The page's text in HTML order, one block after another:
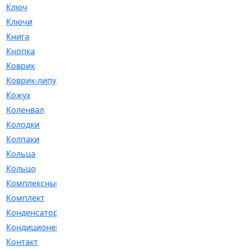
Ключ
Ключи
Книга
Кнопка
Коврик
Коврик-липучка
Кожух
Коленвал
Колодки
Колпаки
Кольца
Кольцо
Комплексный
Комплект
Конденсатор
Кондиционер
Контакт